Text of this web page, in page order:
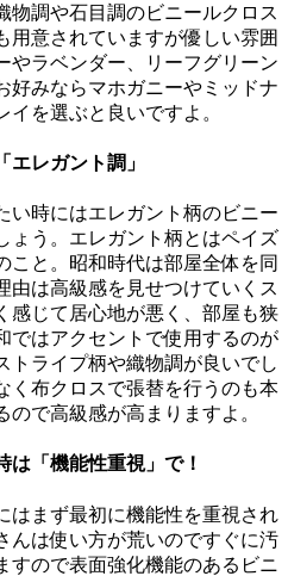
物調や石目調のビニールクロス
用意されていますが優しい雰囲
やラベンダー、リーフグリーン
好みならマホガニーやミッドナ
を選ぶと良いですよ。
レガント調」
い時にはエレガント柄のビニー
ょう。エレガント柄とはペイズ
こと。昭和時代は部屋全体を同
由は高級感を見せつけていくス
感じて居心地が悪く、部屋も狭
ではアクセントで使用するのが
トライプ柄や織物調が良いでし
く布クロスで張替を行うのも本
で高級感が高まりますよ。
「機能性重視」で！
はまず最初に機能性を重視され
んは使い方が荒いのですぐに汚
すので表面強化機能のあるビニ